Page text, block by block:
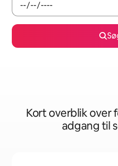
Kort overblik over
adgang til